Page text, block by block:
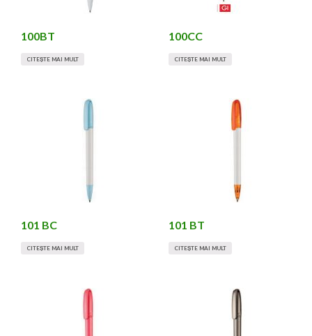
100BT
CITEȘTE MAI MULT
100CC
CITEȘTE MAI MULT
101 BC
CITEȘTE MAI MULT
101 BT
CITEȘTE MAI MULT